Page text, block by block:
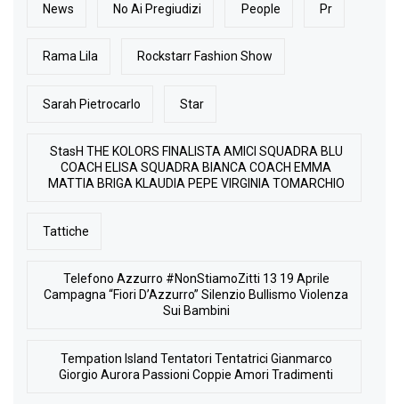
News No Ai Pregiudizi People Pr
Rama Lila Rockstarr Fashion Show
Sarah Pietrocarlo Star
StasH THE KOLORS FINALISTA AMICI SQUADRA BLU
COACH ELISA SQUADRA BIANCA COACH EMMA
MATTIA BRIGA KLAUDIA PEPE VIRGINIA TOMARCHIO
Tattiche
Telefono Azzurro #NonStiamoZitti 13 19 Aprile
Campagna “Fiori D’Azzurro” Silenzio Bullismo Violenza
Sui Bambini
Tempation Island Tentatori Tentatrici Gianmarco
Giorgio Aurora Passioni Coppie Amori Tradimenti